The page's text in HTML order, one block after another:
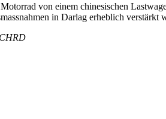
von einem chinesischen
in Darlag erheblich verstärkt